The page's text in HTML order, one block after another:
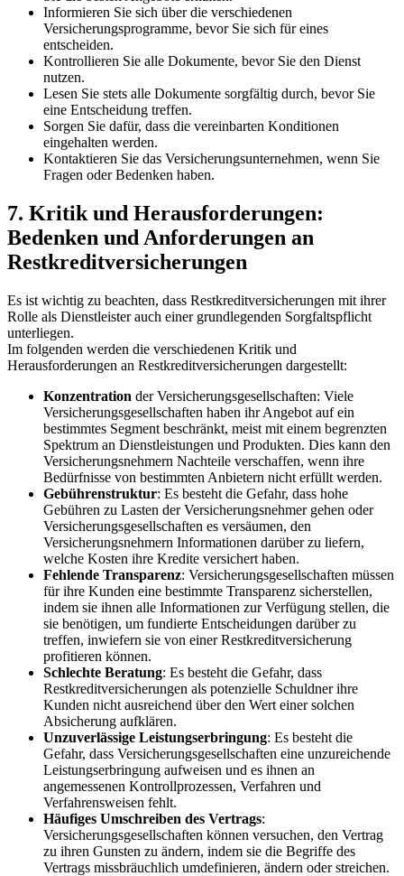
Informieren Sie sich über⁢ die verschiedenen
Versicherungsprogramme,‌ bevor ‍Sie sich für‌ eines
entscheiden.
Kontrollieren Sie alle Dokumente, bevor Sie⁤ den‍ Dienst
⁣nutzen.
Lesen⁤ Sie stets alle Dokumente⁢ sorgfältig durch, bevor Sie
eine Entscheidung treffen. ⁤
Sorgen Sie dafür, dass die ⁣vereinbarten Konditionen
⁣eingehalten werden.
Kontaktieren Sie das Versicherungsunternehmen, wenn Sie
⁣Fragen ⁢oder ⁣Bedenken haben.
7. Kritik und Herausforderungen:
Bedenken ⁣und Anforderungen an
Restkreditversicherungen
Es⁤ ist wichtig zu​ beachten, dass Restkreditversicherungen mit ihrer ​
Rolle als Dienstleister auch einer grundlegenden Sorgfaltspflicht
unterliegen.
Im folgenden werden die ​verschiedenen Kritik und
Herausforderungen an Restkreditversicherungen dargestellt:
Konzentration der⁢ Versicherungsgesellschaften: Viele
Versicherungsgesellschaften haben ihr⁣ Angebot auf ein
bestimmtes Segment⁤ beschränkt, meist mit einem begrenzten
Spektrum an Dienstleistungen⁣ und Produkten.⁣ Dies kann den
Versicherungsnehmern Nachteile verschaffen, wenn ihre
Bedürfnisse von bestimmten Anbietern​ nicht erfüllt‌ werden.
Gebührenstruktur: Es besteht die Gefahr, dass hohe
Gebühren ‌zu⁣ Lasten der​ Versicherungsnehmer⁢ gehen oder ​
Versicherungsgesellschaften ‌es​ versäumen, den
Versicherungsnehmern‍ Informationen darüber zu liefern,
welche Kosten‍ ihre Kredite⁢ versichert‍ haben.
Fehlende Transparenz: Versicherungsgesellschaften ‌müssen
für ihre Kunden eine bestimmte⁢ Transparenz sicherstellen, ​
indem sie ihnen⁣ alle Informationen zur Verfügung stellen,⁢ die
sie benötigen, ⁢um ‍fundierte Entscheidungen darüber ‌zu​
treffen, ‌inwiefern sie von‌ einer Restkreditversicherung
profitieren⁢ können.
Schlechte Beratung: ‍Es⁢ besteht⁣ die Gefahr, dass
Restkreditversicherungen als potenzielle⁤ Schuldner ihre
Kunden nicht ausreichend über den⁢ Wert einer solchen
Absicherung aufklären.
Unzuverlässige Leistungserbringung: Es besteht die
Gefahr, dass Versicherungsgesellschaften eine unzureichende⁢
Leistungserbringung aufweisen und ‍es ​ihnen⁣ an
angemessenen Kontrollprozessen, Verfahren und
Verfahrensweisen fehlt.
Häufiges Umschreiben des Vertrags:
⁢Versicherungsgesellschaften können versuchen, den Vertrag
zu ihren Gunsten zu ändern, indem sie die‍ Begriffe des
Vertrags missbräuchlich umdefinieren, ändern oder⁢ streichen.